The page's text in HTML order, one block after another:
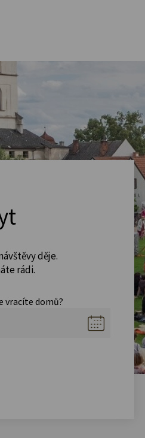
děje.
rádi.
vracíte domů?